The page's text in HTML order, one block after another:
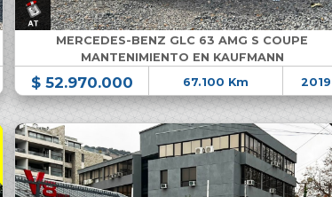
MERCEDES-BENZ GLC 63 AMG S COUPE
MANTENIMIENTO EN KAUFMANN
$ 52.970.000 67.100 Km 2019